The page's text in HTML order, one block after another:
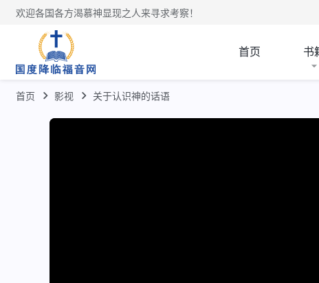
欢迎各国各方渴慕神显现之人来寻求考察！
首页 书
首页 影视 关于认识神的话语